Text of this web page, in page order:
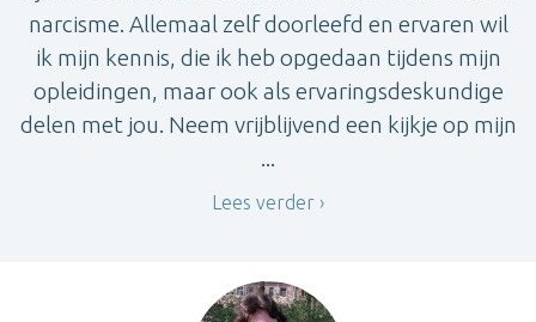
narcisme. Allemaal zelf doorleefd en ervaren wil
ik mijn kennis, die ik heb opgedaan tijdens mijn
opleidingen, maar ook als ervaringsdeskundige
delen met jou. Neem vrijblijvend een kijkje op mijn
...
Lees verder